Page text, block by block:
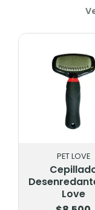
PET LOVE
Love